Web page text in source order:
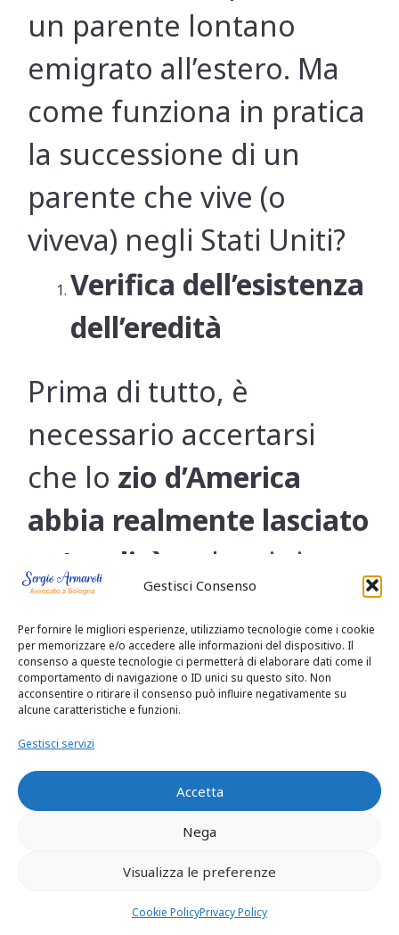
Gestisci Consenso
Per fornire le migliori esperienze, utilizziamo tecnologie come i cookie
per memorizzare e/o accedere alle informazioni del dispositivo. Il
consenso a queste tecnologie ci permetterà di elaborare dati come il
comportamento di navigazione o ID unici su questo sito. Non
acconsentire o ritirare il consenso può influire negativamente su
alcune caratteristiche e funzioni.
Gestisci servizi
Accetta
Nega
Visualizza le preferenze
Cookie PolicyPrivacy Policy
un parente lontano
emigrato all’estero. Ma
come funziona in pratica
la successione di un
parente che vive (o
viveva) negli Stati Uniti?
Verifica dell’esistenza
dell’eredità
Prima di tutto, è
necessario accertarsi
che lo zio d’America
abbia realmente lasciato
un’eredità
e che ci siano
beni o denaro da
dividere. Le opzioni per
scoprirlo sono:
Avviso ufficiale
USA, gli eredi
vengono contattati
tramite un avviso
pubblico o da un